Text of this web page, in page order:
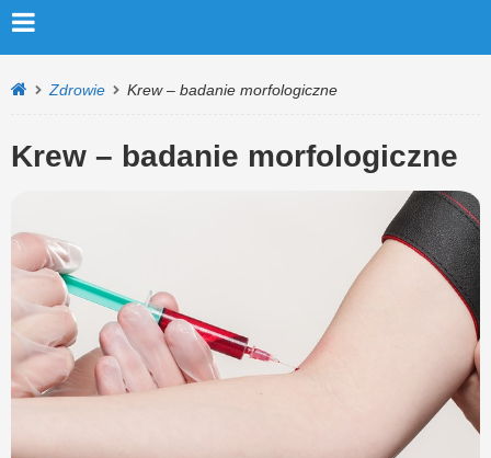
Zdrowie Krew – badanie morfologiczne
Krew – badanie morfologiczne